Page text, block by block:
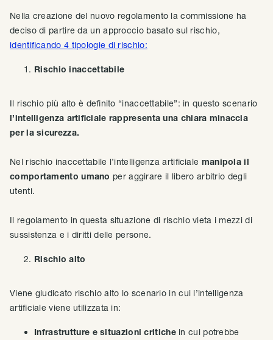
Nella creazione del nuovo regolamento la commissione ha
deciso di partire da un approccio basato sul rischio,
identificando 4 tipologie di rischio:
Rischio inaccettabile
Il rischio più alto è definito “inaccettabile”: in questo scenario
l’intelligenza artificiale rappresenta una chiara minaccia
per la sicurezza.
Nel rischio inaccettabile l’intelligenza artificiale manipola il
comportamento umano per aggirare il libero arbitrio degli
utenti.
Il regolamento in questa situazione di rischio vieta i mezzi di
sussistenza e i diritti delle persone.
Rischio alto
Viene giudicato rischio alto lo scenario in cui l’intelligenza
artificiale viene utilizzata in:
Infrastrutture e situazioni critiche in cui potrebbe